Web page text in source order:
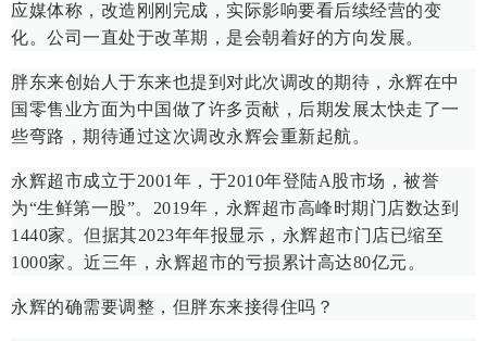
应媒体称，改造刚刚完成，实际影响要看后续经营的变
化。公司一直处于改革期，是会朝着好的方向发展。
胖东来创始人于东来也提到对此次调改的期待，永辉在中
国零售业方面为中国做了许多贡献，后期发展太快走了一
些弯路，期待通过这次调改永辉会重新起航。
永辉超市成立于2001年，于2010年登陆A股市场，被誉
为“生鲜第一股”。2019年，永辉超市高峰时期门店数达到
1440家。但据其2023年年报显示，永辉超市门店已缩至
1000家。近三年，永辉超市的亏损累计高达80亿元。
永辉的确需要调整，但胖东来接得住吗？